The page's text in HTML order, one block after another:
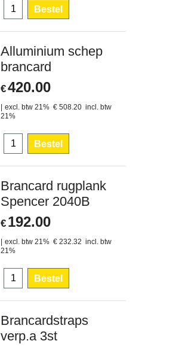
Bestel
Alluminium schep
brancard
€420.00
excl. btw 21% € 508.20 incl. btw
21%
Bestel
Brancard rugplank
Spencer 2040B
€ 192.00
excl. btw 21% € 232.32 incl. btw
21%
Bestel
Brancardstraps
verp.a 3st